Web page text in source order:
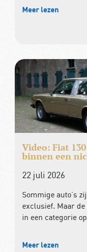
Meer lezen
Video: Fiat
binnen een
22 juli 2026
Sommige auto’s
exclusief. Maar
in een categorie
Meer lezen